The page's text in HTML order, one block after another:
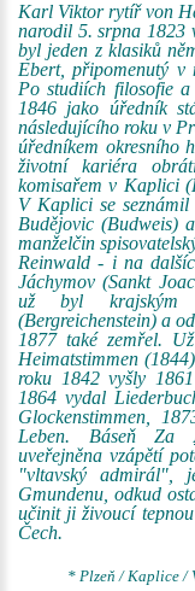
Karl Viktor rytíř von
narodil 5. srpna 1823
byl jeden z klasiků
Ebert, připomenutý
Po studiích filosofie
1846 jako úředník
následujícího roku v
úředníkem okresního
životní kariéra
komisařem v Kaplici
V Kaplici se seznámil
Budějovic (Budweis)
manželčin
Reinwald - i na
Jáchymov (Sankt
už byl krajským
(Bergreichenstein) a
1877 také zemřel.
Heimatstimmen
roku 1842 vyšly
1864 vydal
Glockenstimmen,
Leben. Báseň Za
uveřejněna vzápětí
"vltavský admirál",
Gmundenu, odkud
učinit ji živoucí
Čech.
* Plzeň / Kaplice /